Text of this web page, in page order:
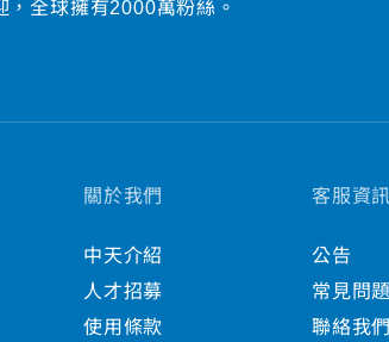
，全球擁有2000萬粉絲。
關於我們
中天介紹
人才招募
使用條款
客服資訊
公告
常見問題
聯絡我們